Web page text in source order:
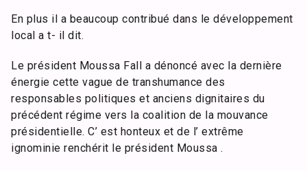
En plus il a beaucoup contribué dans le développement
local a t- il dit.
Le président Moussa Fall a dénoncé avec la dernière
énergie cette vague de transhumance des
responsables politiques et anciens dignitaires du
précédent régime vers la coalition de la mouvance
présidentielle. C’ est honteux et de l’ extrême
ignominie renchérit le président Moussa .